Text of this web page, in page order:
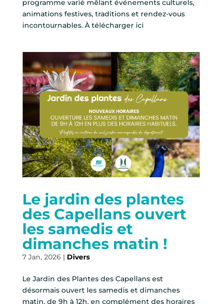
programme varié mêlant événements culturels,
animations festives, traditions et rendez-vous
incontournables. À télécharger ici
Le jardin des plantes
des Capellans ouvert
les samedis et
dimanches matin !
7 Jan, 2026| Divers
Le Jardin des Plantes des Capellans est
désormais ouvert les samedis et dimanches
matin, de 9h à 12h, en complément des horaires